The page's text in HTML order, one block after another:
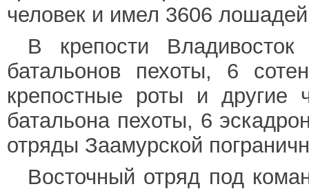
человек и имел 3606
В крепости
батальонов пехоты, 6
крепостные роты и
батальона пехоты, 6
отряды Заамурской
Восточный отряд под